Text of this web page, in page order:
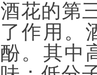
酒花的第
了作用。
酚。其中